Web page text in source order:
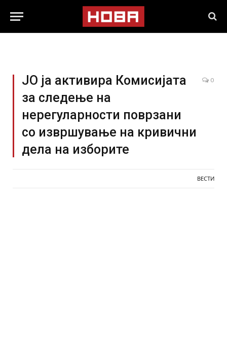
ЈО ја активира Комисијата
за следење на
нерегуларности поврзани
со извршување на кривични
дела на изборите
0
ВЕСТИ